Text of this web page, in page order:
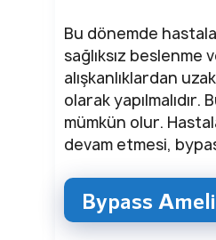
Bu dönemde
sağlıksız beslenme
alışkanlıklardan
olarak yapılmalıdır.
mümkün olur.
devam etmesi,
Bypass